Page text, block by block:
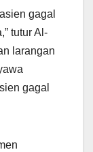
gagal
tutur Al-
larangan
gagal